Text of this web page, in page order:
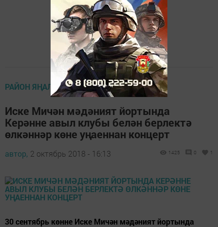
РАЙОН ЯҢАЛЫКЛАРЫ
Иске Мичән мәдәният йортында
Керәнне авыл клубы белән берлектә
өлкәннәр көне уңаеннан концерт
автор, 2 октябрь 2018 - 16:13 1425 0 1
30 сентябрь көнне Иске Мичән мәдәният йортында